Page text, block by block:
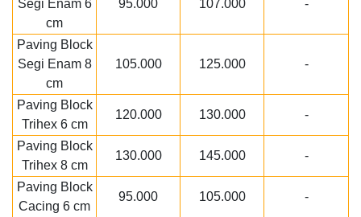
Segi Enam 6
cm
95.000 107.000 -
Paving Block
Segi Enam 8
cm
105.000 125.000 -
Paving Block
Trihex 6 cm
120.000 130.000 -
Paving Block
Trihex 8 cm
130.000 145.000 -
Paving Block
Cacing 6 cm
95.000 105.000 -